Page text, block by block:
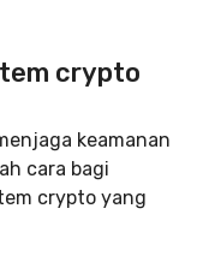
crypto
keamanan
cara bagi
crypto yang